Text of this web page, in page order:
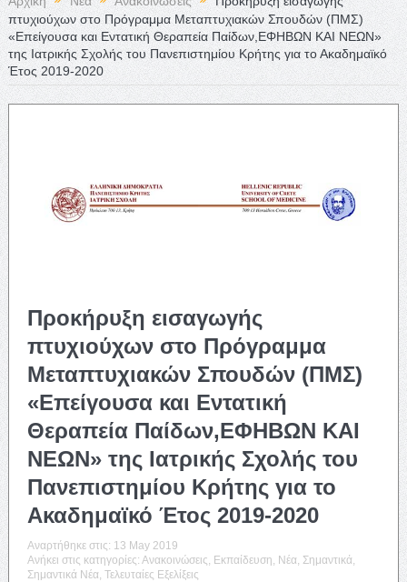
πτυχιούχων στο Πρόγραμμα Μεταπτυχιακών Σπουδών (ΠΜΣ)
«Επείγουσα και Εντατική Θεραπεία Παίδων,ΕΦΗΒΩΝ ΚΑΙ ΝΕΩΝ»
της Ιατρικής Σχολής του Πανεπιστημίου Κρήτης για το Ακαδημαϊκό
Έτος 2019-2020
Προκήρυξη εισαγωγής
πτυχιούχων στο Πρόγραμμα
Μεταπτυχιακών Σπουδών (ΠΜΣ)
«Επείγουσα και Εντατική
Θεραπεία Παίδων,ΕΦΗΒΩΝ ΚΑΙ
ΝΕΩΝ» της Ιατρικής Σχολής του
Πανεπιστημίου Κρήτης για το
Ακαδημαϊκό Έτος 2019-2020
Αναρτήθηκε στις: 13 May 2019
Ανήκει στις κατηγορίες: Ανακοινώσεις Εκπαίδευση Νέα Σημαντικά
Σημαντικά Νέα Τελευταίες Εξελίξεις